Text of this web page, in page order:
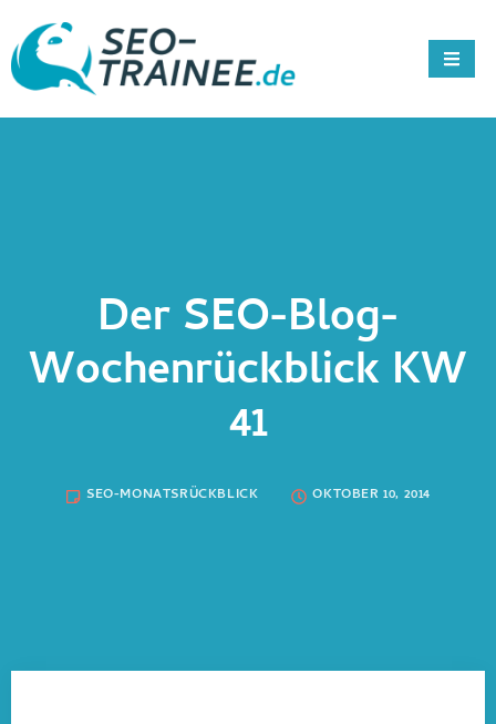
Der SEO-Blog-
Wochenrückblick KW
41
SEO-MONATSRÜCKBLICK OKTOBER 10, 2014